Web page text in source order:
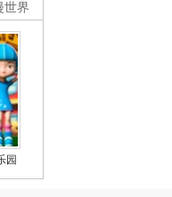
世界
园